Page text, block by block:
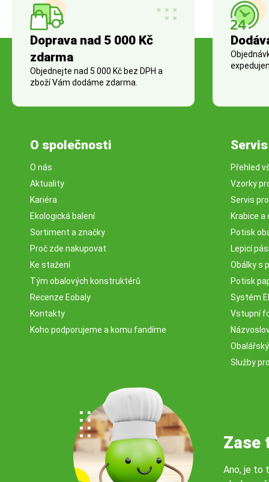
Doprava nad 5 000 Kč
zdarma
Objednejte nad 5 000 Kč bez DPH a
zboží Vám dodáme zdarma.
O společnosti
O nás
Aktuality
Kariéra
Ekologická balení
Sortiment a značky
Proč zde nakupovat
Ke stažení
Tým obalových konstruktérů
Recenze Eobaly
Kontakty
Koho podporujeme a komu fandíme
Přehled
Vzorky
Servis
Krabice a
Potisk
Lepicí
Obálky s
Potisk
Systém
Vstupní
Služby
Zase
Ano, je to